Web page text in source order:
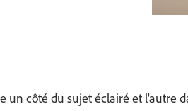
un côté du sujet éclairé et